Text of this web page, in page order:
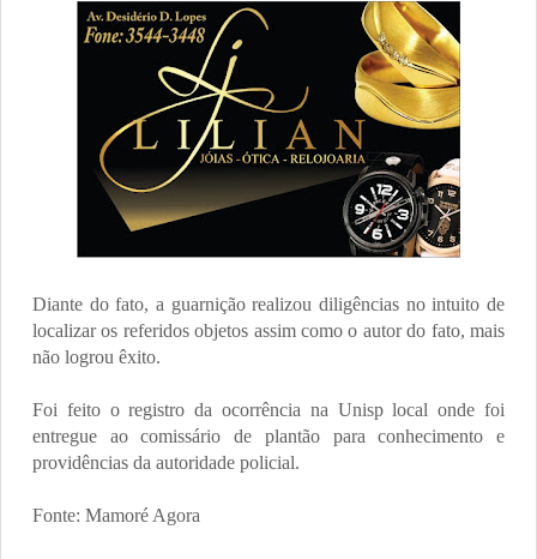
Diante do fato, a guarnição realizou diligências no intuito de
localizar os referidos objetos assim como o autor do fato, mais
não logrou êxito.
Foi feito o registro da ocorrência na Unisp local onde foi
entregue ao comissário de plantão para conhecimento e
providências da autoridade policial.
Fonte: Mamoré Agora